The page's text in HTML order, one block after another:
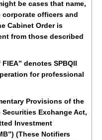
be cases that name,
officers and
Cabinet Order is
from those described
denotes SPBQII
for professional
Provisions of the
Exchange Act,
Investment
(These Notifiers